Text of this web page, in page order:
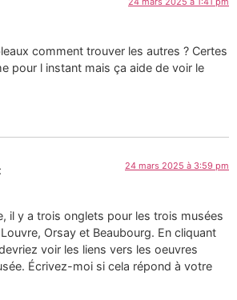
comment trouver les autres ? Certes
pour l instant mais ça aide de voir le
24 mars 2025 à 3:59 pm
il y a trois onglets pour les trois musées
Orsay et Beaubourg. En cliquant
voir les liens vers les oeuvres
Écrivez-moi si cela répond à votre